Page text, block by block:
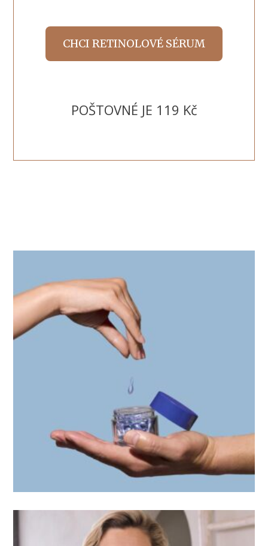
CHCI RETINOLOVÉ SÉRUM
POŠTOVNÉ JE 119 Kč